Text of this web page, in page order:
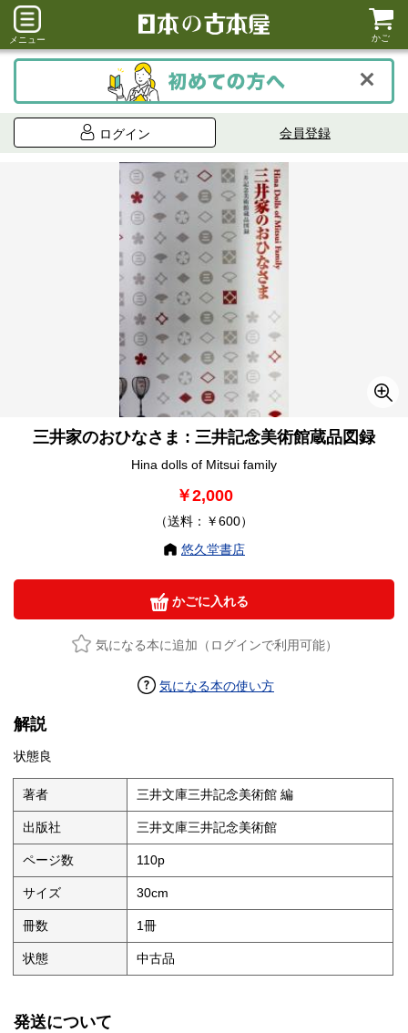
メニュー かご
ログイン 会員登録
三井家のおひなさま : 三井記念美術館蔵品図録
Hina dolls of Mitsui family
￥2,000
（送料：￥600）
悠久堂書店
かごに入れる
気になる本に追加（ログインで利用可能）
気になる本の使い方
解説
状態良
著者 三井文庫三井記念美術館 編
出版社 三井文庫三井記念美術館
ページ数 110p
サイズ 30cm
冊数 1冊
状態 中古品
発送について